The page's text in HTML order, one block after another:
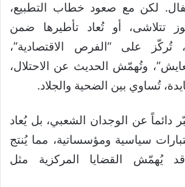
لكن مع صعود خطاب التطبيع،
تتلاشى، أو تُعاد تأطيرها ضمن
تُركّز على “الفرص الاقتصادية”،
وتُهمّش الحديث عن الاحتلال،
تُساوي بين الضحية والجلاد.
دائماً عن الوجدان الشعبي، بل يُعاد
سياسية ومؤسساتية، مما يُنتج
يُهمّش القضايا المركزية مثل